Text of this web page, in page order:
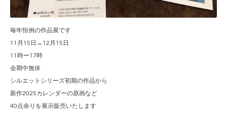
毎年恒例の作品展です
11月15日→12月15日
11時ー17時
会期中無休
シルエットシリーズ初期の作品から
新作2025カレンダーの原画など
40点余りを展示販売いたします